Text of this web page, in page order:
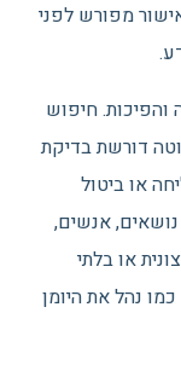
מפורש לפני
חיפוש
דורשת בדיקת
או ביטול
אנשים,
או בלתי
נהל את היומן